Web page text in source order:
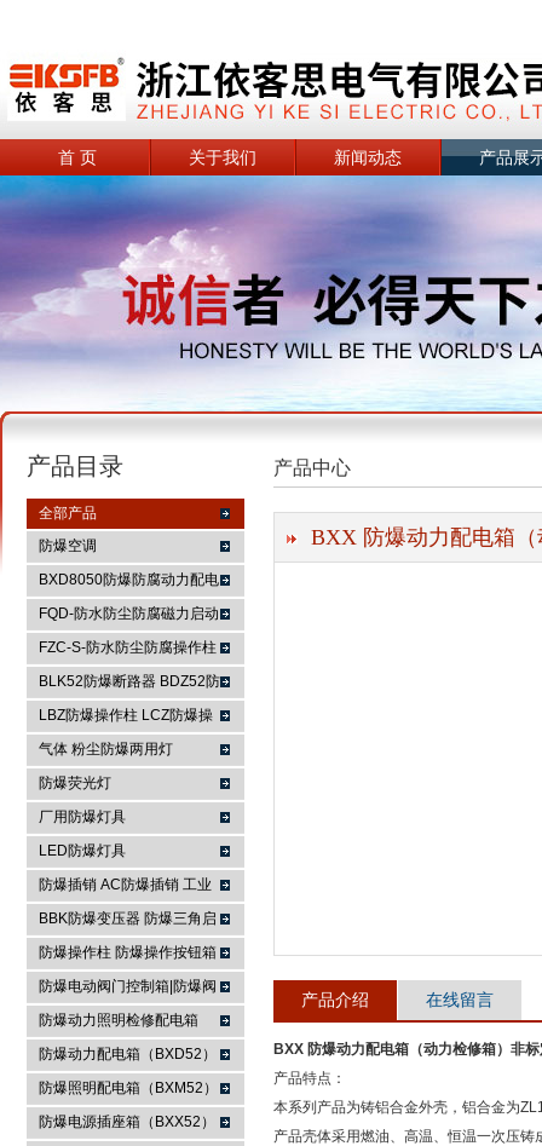
浙江依客思电气有限公司
首 页 关于我们 新闻动态 产品展
产品目录
全部产品
防爆空调
BXD8050防爆防腐动力配电
箱
FQD-防水防尘防腐磁力启动
器
FZC-S-防水防尘防腐操作柱
FXK-S防水防尘防腐控制箱
BLK52防爆断路器 BDZ52防
爆断路器
LBZ防爆操作柱 LCZ防爆操
作柱
气体 粉尘防爆两用灯
防爆荧光灯
厂用防爆灯具
LED防爆灯具
防爆插销 AC防爆插销 工业
插座 防爆防腐插销装置
BBK防爆变压器 防爆三角启
动器 防爆控制箱
防爆操作柱 防爆操作按钮箱
防爆主令控制器
防爆电动阀门控制箱|防爆阀
门箱
防爆动力照明检修配电箱
防爆动力配电箱（BXD52）
防爆照明配电箱（BXM52）
防爆电源插座箱（BXX52）
产品中心
BXX 防爆动力配电箱
产品介绍 在线留言
BXX 防爆动力配电箱（动力检修箱）非
产品特点：
本系列产品为铸铝合金外壳，铝合金为
产品壳体采用燃油、高温、恒温一次压